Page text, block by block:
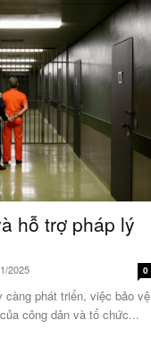
hỗ trợ pháp lý
2025 0
càng phát triển, việc bảo vệ
công dân và tổ chức...